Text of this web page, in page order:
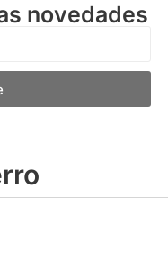
novedades